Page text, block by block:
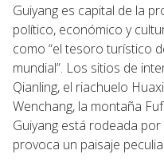
Guiyang es capital de la
político, económico y
como “el tesoro turístico
mundial”. Los sitios de
Qianling, el riachuelo
Wenchang, la montaña
Guiyang está rodeada
provoca un paisaje